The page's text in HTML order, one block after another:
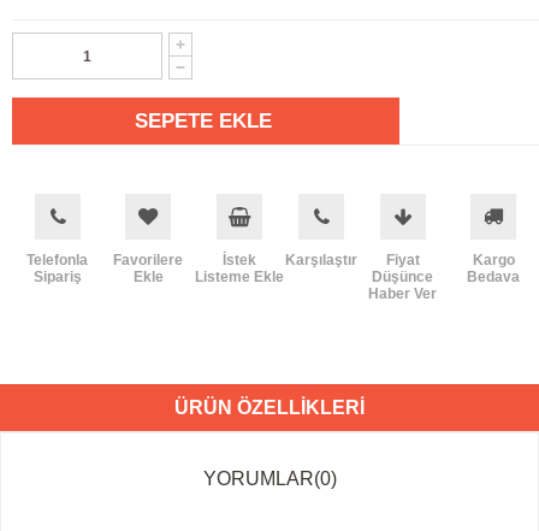
Telefonla
Sipariş
Favorilere
Ekle
İstek
Listeme Ekle
Karşılaştır
Fiyat
Düşünce
Haber Ver
Kargo
Bedava
ÜRÜN ÖZELLIKLERI
YORUMLAR(0)